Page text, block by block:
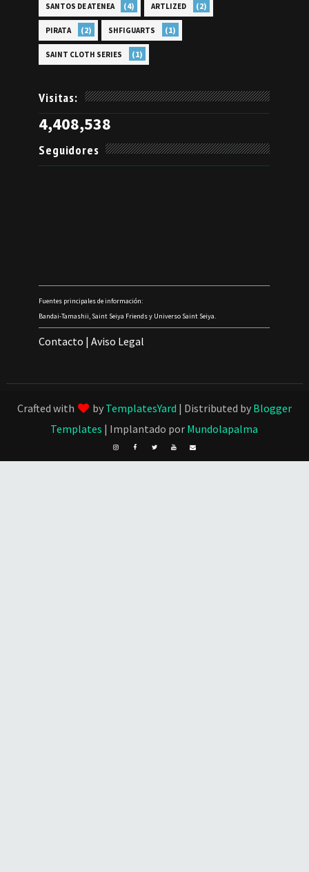
SANTOS DE ATENEA (4) ARTLIZED (2)
PIRATA (2) SHFIGUARTS (1)
SAINT CLOTH SERIES (1)
Visitas:
4,408,538
Seguidores
Fuentes principales de información:
Bandai-Tamashii, Saint Seiya Friends y Universo Saint Seiya.
Contacto |Aviso Legal
Crafted with by TemplatesYard | Distributed by Blogger
Templates | Implantado por Mundolapalma